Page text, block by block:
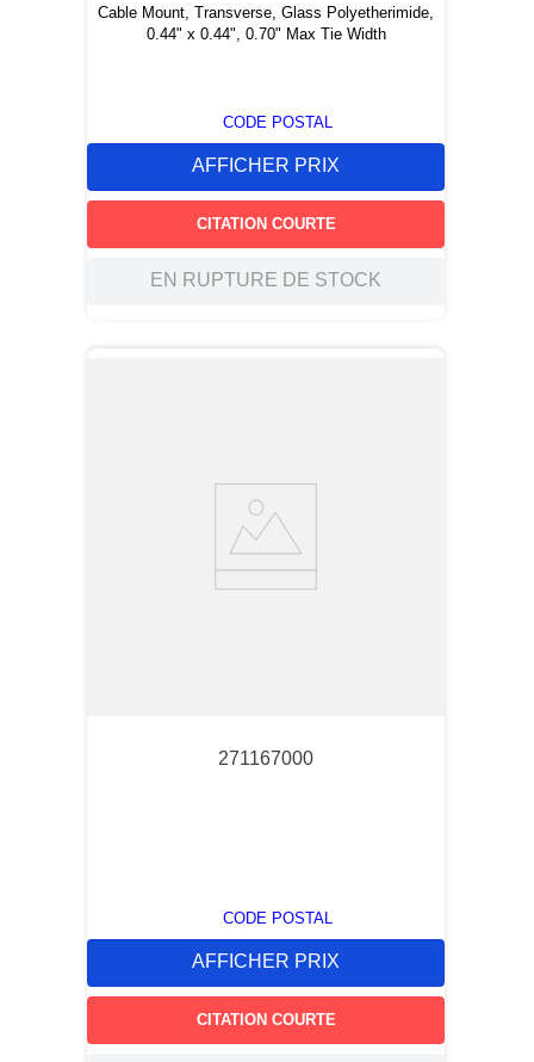
Cable Mount, Transverse, Glass Polyetherimide,
0.44" x 0.44", 0.70" Max Tie Width
CODE POSTAL
AFFICHER PRIX
CITATION COURTE
EN RUPTURE DE STOCK
271167000
CODE POSTAL
AFFICHER PRIX
CITATION COURTE